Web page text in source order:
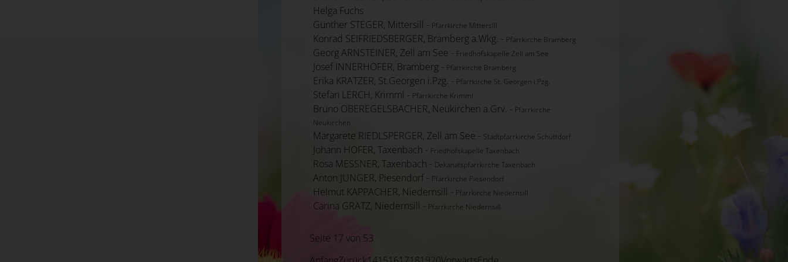
Helga Fuchs
Günther STEGER, Mittersill - Pfarrkirche Mittersill
Konrad SEIFRIEDSBERGER, Bramberg a.Wkg. - Pfarrkirche Bramberg
Georg ARNSTEINER, Zell am See - Friedhofskapelle Zell am See
Josef INNERHOFER, Bramberg - Pfarrkirche Bramberg
Erika KRATZER, St.Georgen i.Pzg. - Pfarrkirche St. Georgen i.Pzg.
Stefan LERCH, Krimml - Pfarrkirche Krimml
Bruno OBEREGELSBACHER, Neukirchen a.Grv. - Pfarrkirche
Neukirchen
Margarete RIEDLSPERGER, Zell am See - Stadtpfarrkirche Schüttdorf
Johann HOFER, Taxenbach - Friedhofskapelle Taxenbach
Rosa MESSNER, Taxenbach - Dekanatspfarrkirche Taxenbach
Anton JUNGER, Piesendorf - Pfarrkirche Piesendorf
Helmut KAPPACHER, Niedernsill - Pfarrkirche Niedernsill
Carina GRATZ, Niedernsill - Pfarrkirche Niedernsill
Seite 17 von 53